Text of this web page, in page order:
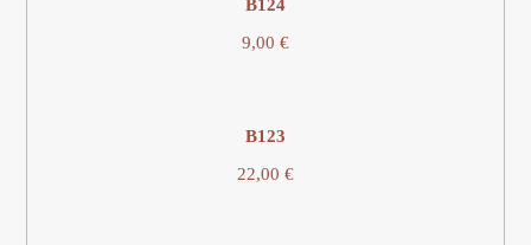
Β124
9,00 €
Β123
22,00 €